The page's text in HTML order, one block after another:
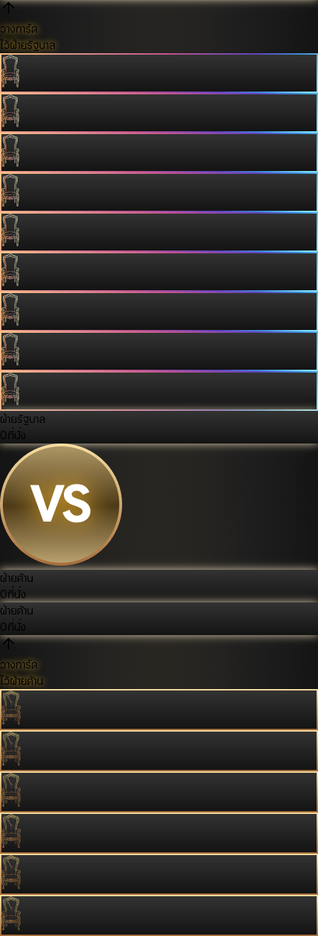
วางการ์ด
ไว้ฝ่ายรัฐบาล
ฝ่ายรัฐบาล
0ที่นั่ง
ฝ่ายค้าน
0ที่นั่ง
ฝ่ายค้าน
0ที่นั่ง
วางการ์ด
ไว้ฝ่ายค้าน